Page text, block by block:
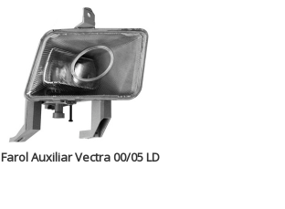
Farol Auxiliar Vectra 00/05 LD